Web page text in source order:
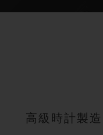
高級時計製